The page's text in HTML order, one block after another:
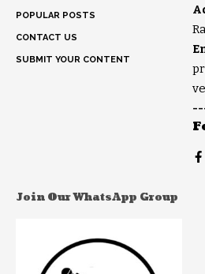
POPULAR POSTS
CONTACT US
SUBMIT YOUR CONTENT
Join Our WhatsApp Group